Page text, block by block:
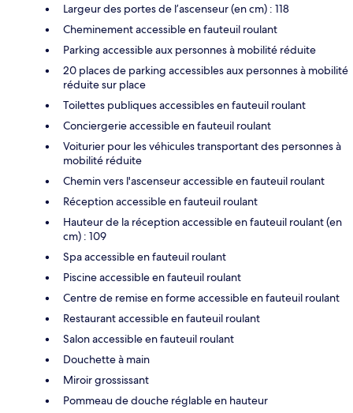
Largeur des portes de l’ascenseur (en cm) : 118
Cheminement accessible en fauteuil roulant
Parking accessible aux personnes à mobilité réduite
20 places de parking accessibles aux personnes à mobilité
réduite sur place
Toilettes publiques accessibles en fauteuil roulant
Conciergerie accessible en fauteuil roulant
Voiturier pour les véhicules transportant des personnes à
mobilité réduite
Chemin vers l'ascenseur accessible en fauteuil roulant
Réception accessible en fauteuil roulant
Hauteur de la réception accessible en fauteuil roulant (en
cm) : 109
Spa accessible en fauteuil roulant
Piscine accessible en fauteuil roulant
Centre de remise en forme accessible en fauteuil roulant
Restaurant accessible en fauteuil roulant
Salon accessible en fauteuil roulant
Douchette à main
Miroir grossissant
Pommeau de douche réglable en hauteur